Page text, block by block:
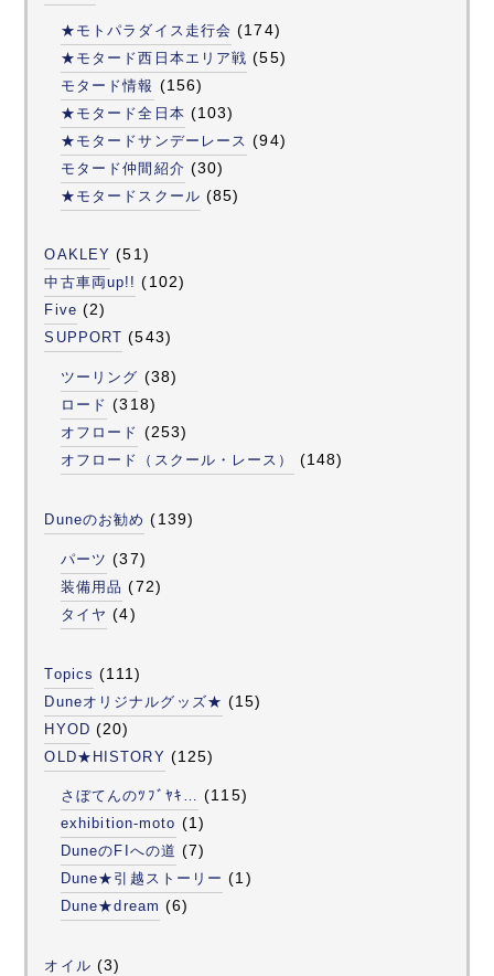
★モトパラダイス走行会 (174)
★モタード西日本エリア戦 (55)
モタード情報 (156)
★モタード全日本 (103)
★モタードサンデーレース (94)
モタード仲間紹介 (30)
★モタードスクール (85)
OAKLEY (51)
中古車両up!! (102)
Five (2)
SUPPORT (543)
ツーリング (38)
ロード (318)
オフロード (253)
オフロード（スクール・レース） (148)
Duneのお勧め (139)
パーツ (37)
装備用品 (72)
タイヤ (4)
Topics (111)
Duneオリジナルグッズ★ (15)
HYOD (20)
OLD★HISTORY (125)
さぼてんのﾂﾌﾞﾔｷ… (115)
exhibition-moto (1)
DuneのFIへの道 (7)
Dune★引越ストーリー (1)
Dune★dream (6)
オイル (3)